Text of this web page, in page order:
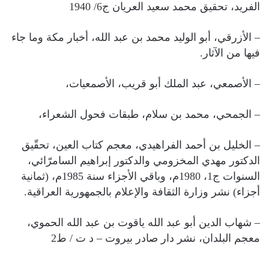
الفريد، تحقيق محمد سعيد العريان ج6/ 1940
– الأزرقي، أبو الوليد محمد بن عبد الله، أخبار مكة وما جاء
فيها من الآثار.
– الأصمعي، عبد الملك أبو قريب، الأصمعيات،
– الجمحي، محمد بن سلام، طبقات فحول الشعراء،
– الخليل بن أحمد الفراهيدي، معجم كتاب العين، تحقّيق
الدكتور مهدي المخزومي والدكتور إبراهيم السامرّائي،
السنوات ج1، 1980م، وباقي الأجزاء سنة 1985م، (ثمانية
أجزاء) نشر وزارة الثقافة والإعلام بالجمهورية العراقية.
– شهاب الدين أبو عبد الله ياقوت بن عبد الله الحموي،
معجم البلدان، نشر دار صادر بيروت – د ت / ط2